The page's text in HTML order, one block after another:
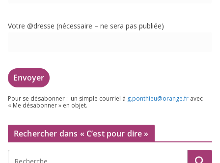
Votre @dresse (néces­saire – ne sera pas publiée)
Pour se désa­bon­ner : un simple cour­riel à g.​ponthieu@​orange.​fr avec
« Me désa­bon­ner » en objet.
Rechercher dans « C’est pour dire »